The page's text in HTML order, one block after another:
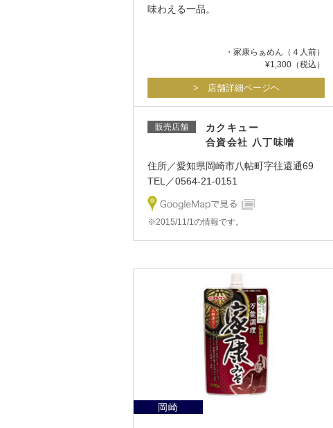
味わえる一品。
・家康らぁめん（４人前）
¥1,300（税込）
> 店舗詳細ページヘ
販売店舗
カクキュー
合資会社 八丁味噌
住所／愛知県岡崎市八帖町字往還通69
TEL／0564-21-0151
※2015/11/1の情報です。
岡崎